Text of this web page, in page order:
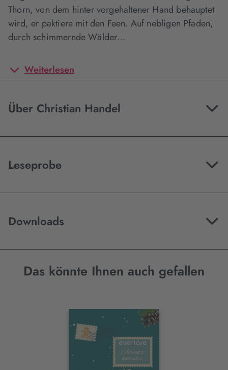
Thorn, von dem hinter vorgehaltener Hand behauptet
wird, er paktiere mit den Feen. Auf nebligen Pfaden,
durch schimmernde Wälder…
Weiterlesen
Über Christian Handel
Leseprobe
Downloads
Das könnte Ihnen auch gefallen
Interaktives